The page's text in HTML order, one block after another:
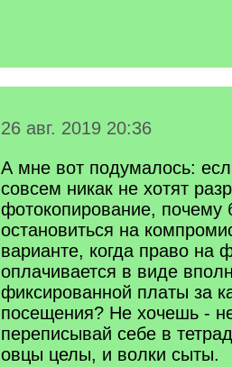
26 авг. 2019 20:36
А мне вот подумалось:
совсем никак не хотят
фотокопирование, почему
остановиться на
варианте, когда право на
оплачивается в виде
фиксированной платы за
посещения? Не хочешь -
переписывай себе в
овцы целы, и волки сыты.